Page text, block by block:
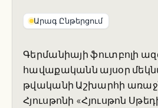
Արագ Ընթերցում
Գերմանիայի ֆուտբոլի
հավաքականն այսօր
թվականի Աշխարհի
Հյուսթոնի «Հյուսթոն